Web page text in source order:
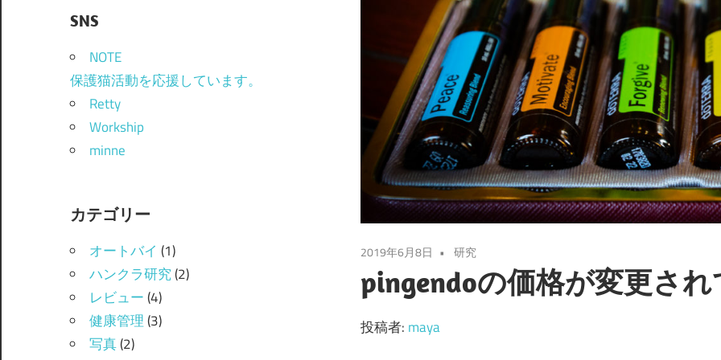
2019年6月8日 研究
pingendoの価格が変更さ
投稿者: maya
SNS
NOTE
保護猫活動を応援しています。
Retty
Workship
minne
カテゴリー
オートバイ (1)
ハンクラ研究(2)
レビュー(4)
健康管理(3)
写真(2)